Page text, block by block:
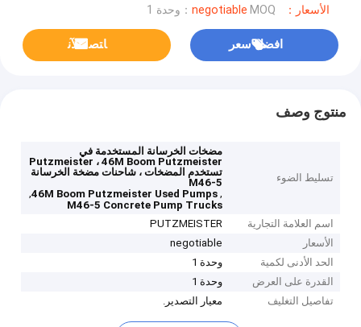
الأسعار：negotiable MOQ：وحدة 1
افضل سعر ﺎﺘﺼﻟ ﺍﻶﻧ
منتوج وصف
تسليط الضوء
مضخات الخرسانة المستخدمة في
Putzmeister ، 46M Boom Putzmeister
تستخدم المضخات ، شاحنات مضخة الخرسانة
M46-5
,
46M Boom Putzmeister Used Pumps
,
M46-5 Concrete Pump Trucks
اسم العلامة التجارية
PUTZMEISTER
الأسعار
negotiable
الحد الأدنى لكمية
وحدة 1
القدرة على العرض
وحدة 1
تفاصيل التغليف
معيار التصدير.